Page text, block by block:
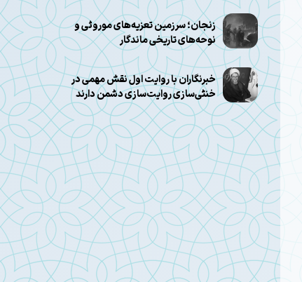
زنجان؛ سرزمین تعزیه‌های موروثی و
نوحه‌های تاریخی ماندگار
خبرنگاران با روایت اول نقش مهمی در
خنثی‌سازی روایت‌سازی دشمن دارند